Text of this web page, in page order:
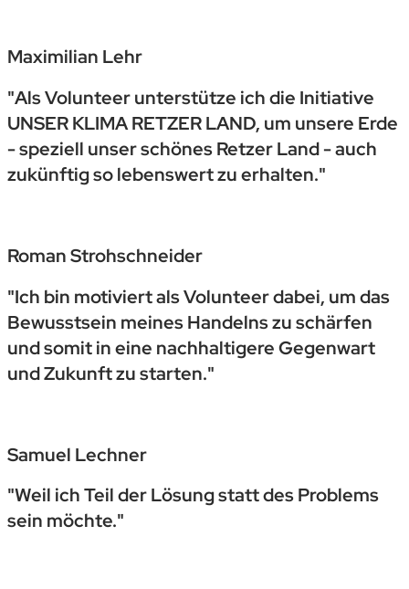
Maximilian Lehr
"Als Volunteer unterstütze ich die Initiative
UNSER KLIMA RETZER LAND, um unsere Erde
- speziell unser schönes Retzer Land - auch
zukünftig so lebenswert zu erhalten."
Roman Strohschneider
"Ich bin motiviert als Volunteer dabei, um das
Bewusstsein meines Handelns zu schärfen
und somit in eine nachhaltigere Gegenwart
und Zukunft zu starten."
Samuel Lechner
"Weil ich Teil der Lösung statt des Problems
sein möchte."